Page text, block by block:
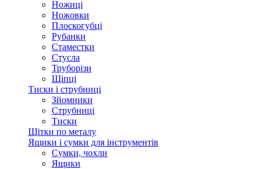
Ножиці
Ножовки
Плоскогубці
Рубанки
Стаместки
Стусла
Труборізи
Щіпці
Тиски і струбниці
Зйомники
Струбниці
Тиски
Щітки по металу
Ящики і сумки для інструментів
Сумки, чохли
Ящики